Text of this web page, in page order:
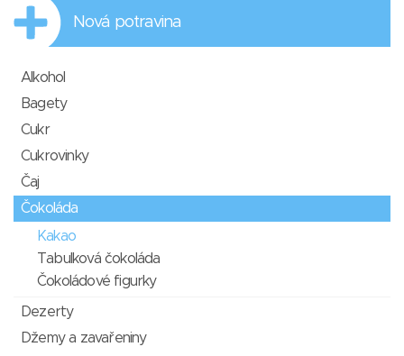
Nová potravina
Alkohol
Bagety
Cukr
Cukrovinky
Čaj
Čokoláda
Kakao
Tabulková čokoláda
Čokoládové figurky
Dezerty
Džemy a zavařeniny